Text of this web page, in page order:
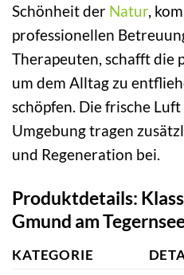
Schönheit der Natur,
professionellen
Therapeuten, schafft die
um dem Alltag zu
schöpfen. Die frische
Umgebung tragen
und Regeneration bei.
Produktdetails:
Gmund am
KATEGORIE